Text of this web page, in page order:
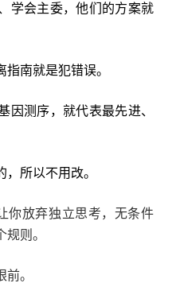
学会主委，他们的方案就
南就是犯错误。
因测序，就代表最先进、
所以不用改。
你放弃独立思考，无条件
则。
。